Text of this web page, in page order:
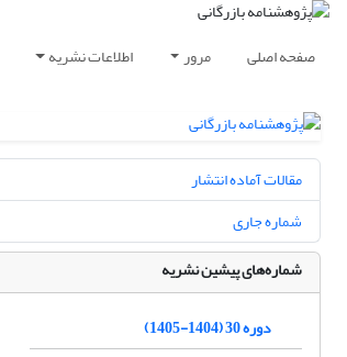
صفحه اصلی مرور اطلاعات نشریه
مقالات آماده انتشار
شماره جاری
شماره‌های پیشین نشریه
دوره 30 (1404-1405)